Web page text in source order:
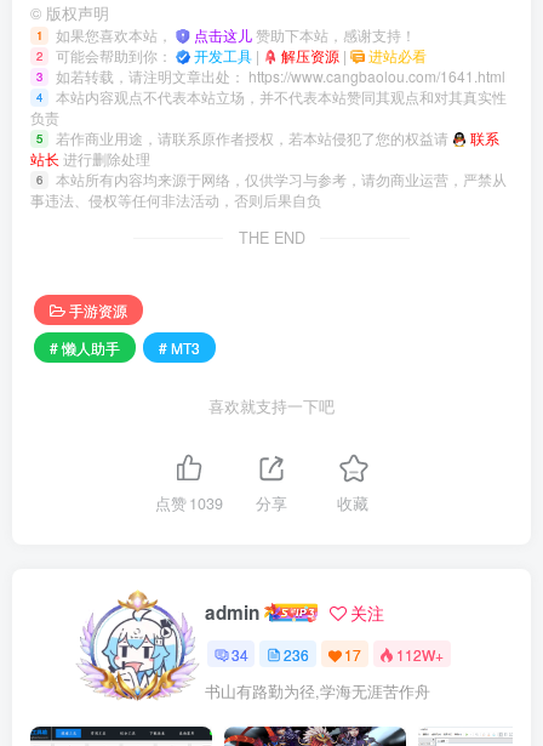
© 版权声明
1 如果您喜欢本站， 点击这儿赞助下本站，感谢支持！
2 可能会帮助到你： 开发工具 | 解压资源 | 进站必看
3 如若转载，请注明文章出处： https://www.cangbaolou.com/1641.html
4
本站内容观点不代表本站立场，并不代表本站赞同其观点和对其真实性
负责
5 若作商业用途，请联系原作者授权，若本站侵犯了您的权益请
联系
站长 进行删除处理
6
本站所有内容均来源于网络，仅供学习与参考，请勿商业运营，严禁从
事违法、侵权等任何非法活动，否则后果自负
THE END
手游资源
# 懒人助手
# MT3
喜欢就支持一下吧
点赞1039 分享 收藏
admin 关注
34 236 17 112W+
书山有路勤为径,学海无涯苦作舟